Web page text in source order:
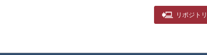
リポジトリ